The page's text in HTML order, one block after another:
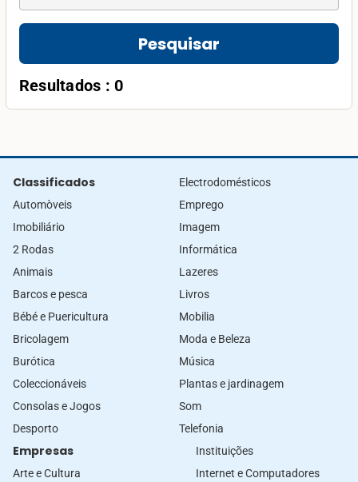
Pesquisar
Resultados : 0
Classificados
Automòveis
Imobiliário
2 Rodas
Animais
Barcos e pesca
Bébé e Puericultura
Bricolagem
Burótica
Coleccionáveis
Consolas e Jogos
Desporto
Electrodomésticos
Emprego
Imagem
Informática
Lazeres
Livros
Mobilia
Moda e Beleza
Música
Plantas e jardinagem
Som
Telefonia
Empresas
Arte e Cultura
Instituições
Internet e Computadores